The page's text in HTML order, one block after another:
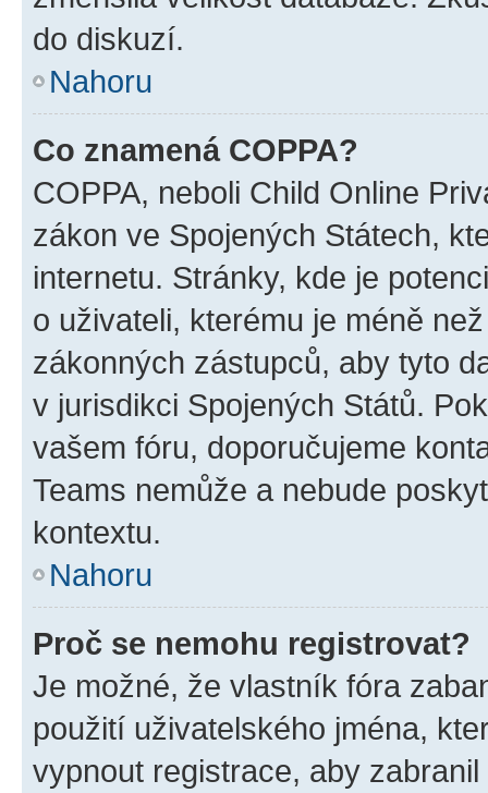
do diskuzí.
Nahoru
Co znamená COPPA?
COPPA, neboli Child Online
zákon ve Spojených Státech,
internetu. Stránky, kde je
o uživateli, kterému je méně
zákonných zástupců, aby tyto
v jurisdikci Spojených Států.
vašem fóru, doporučujeme
Teams nemůže a nebude
kontextu.
Nahoru
Proč se nemohu registrovat?
Je možné, že vlastník fóra
použití uživatelského jména,
vypnout registrace, aby